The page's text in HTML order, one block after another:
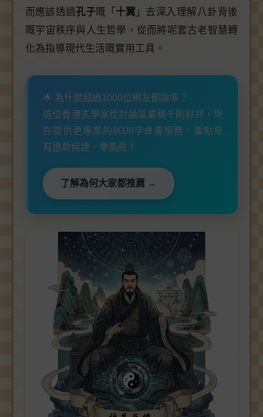
而應該透過孔子嘅「 十翼 」去深入理解八卦背後
嘅宇宙秩序與人生哲學，從而將呢套古老智慧轉
化為指導現代生活嘅實用工具。
🌟 為什麼超過1000位網友都說準？
這位香港玄學家從討論區累積千則好評，現
在提供更專業的8000字命書服務。重點是
有退款保證，零風險！
了解為何大家都推薦 →